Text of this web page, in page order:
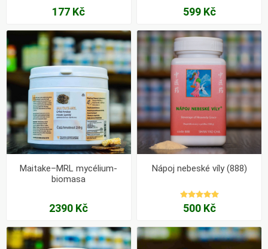
177 Kč 599 Kč
Maitake–MRL mycélium-
biomasa
2390 Kč
Nápoj nebeské víly (888)
500 Kč